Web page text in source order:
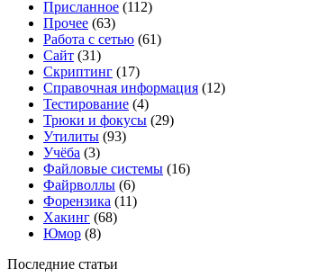
Присланное (112)
Прочее (63)
Работа с сетью (61)
Сайт (31)
Скриптинг (17)
Справочная информация (12)
Тестирование (4)
Трюки и фокусы (29)
Утилиты (93)
Учёба (3)
Файловые системы (16)
Файрволлы (6)
Форензика (11)
Хакинг (68)
Юмор (8)
Последние статьи